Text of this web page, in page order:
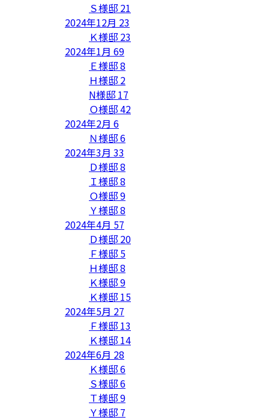
Ｓ様邸 21
2024年12月 23
Ｋ様邸 23
2024年1月 69
Ｅ様邸8
Ｈ様邸 2
N様邸 17
Ｏ様邸42
2024年2月 6
Ｎ様邸6
2024年3月 33
Ｄ様邸8
Ｉ様邸8
Ｏ様邸9
Ｙ様邸8
2024年4月 57
Ｄ様邸 20
Ｆ様邸 5
Ｈ様邸8
Ｋ様邸9
Ｋ様邸 15
2024年5月 27
Ｆ様邸 13
Ｋ様邸 14
2024年6月 28
Ｋ様邸6
Ｓ様邸6
Ｔ様邸9
Ｙ様邸 7